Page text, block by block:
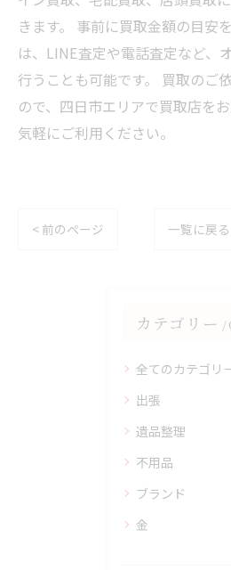
きます。 事前に買取金額の目安
は、LINE査定や電話査定など、
行うことも可能です。 買取のご
ので、四日市エリアで買取店を
気軽にご利用ください。
< 前のページ 一覧に戻る
カテゴリー
全てのカテゴリ
出張
遺品整理
不用品
ブランド
金